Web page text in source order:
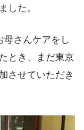
した。
母さんケアをし
とき、まだ東京
させていただき